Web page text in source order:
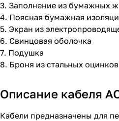
3. Заполнение из бумажных
4. Поясная бумажная
5. Экран из
6. Свинцовая оболочка
7. Подушка
8. Броня из стальных
Описание кабеля
Кабели предназначены для